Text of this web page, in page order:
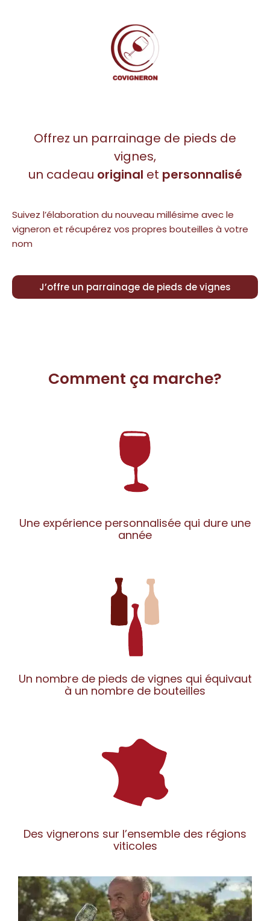
Offrez un parrainage de pieds de
vignes,
un cadeau original et personnalisé
Suivez l’élaboration du nouveau millésime avec le
vigneron et récupérez vos propres bouteilles à votre
nom
J’offre un parrainage de pieds de vignes
Comment ça marche?
Une expérience personnalisée qui dure une
année
Un nombre de pieds de vignes qui équivaut
à un nombre de bouteilles
Des vignerons sur l’ensemble des régions
viticoles